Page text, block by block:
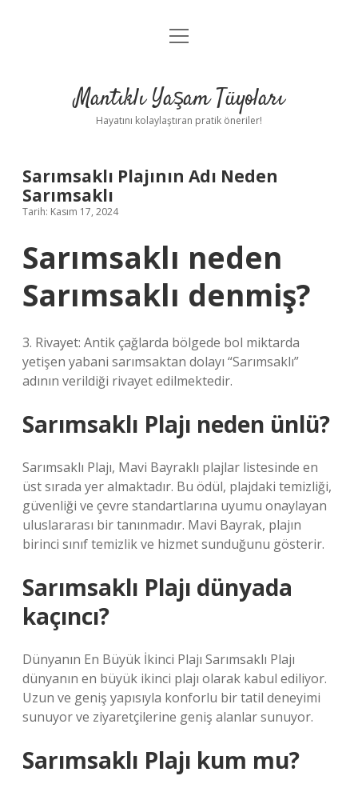
Anasayfa
Yasal Uyarı
menüyü
Mantıklı Yaşam Tüyoları
Hayatını kolaylaştıran pratik öneriler!
Sarımsaklı Plajının Adı Neden
Sarımsaklı
Tarih: Kasım 17, 2024
Sarımsaklı neden
Sarımsaklı denmiş?
3. Rivayet: Antik çağlarda bölgede bol miktarda
yetişen yabani sarımsaktan dolayı “Sarımsaklı”
adının verildiği rivayet edilmektedir.
Sarımsaklı Plajı neden ünlü?
Sarımsaklı Plajı, Mavi Bayraklı plajlar listesinde en
üst sırada yer almaktadır. Bu ödül, plajdaki temizliği,
güvenliği ve çevre standartlarına uyumu onaylayan
uluslararası bir tanınmadır. Mavi Bayrak, plajın
birinci sınıf temizlik ve hizmet sunduğunu gösterir.
Sarımsaklı Plajı dünyada
kaçıncı?
Dünyanın En Büyük İkinci Plajı Sarımsaklı Plajı
dünyanın en büyük ikinci plajı olarak kabul ediliyor.
Uzun ve geniş yapısıyla konforlu bir tatil deneyimi
sunuyor ve ziyaretçilerine geniş alanlar sunuyor.
Sarımsaklı Plajı kum mu?